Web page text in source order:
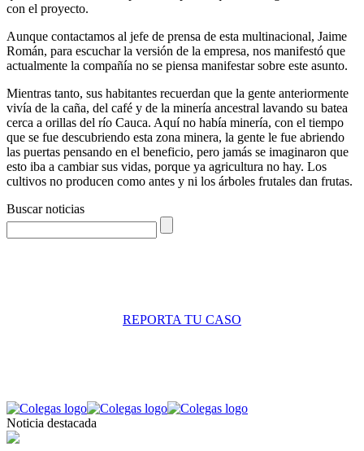
con el proyecto.
Aunque contactamos al jefe de prensa de esta multinacional, Jaime
Román, para escuchar la versión de la empresa, nos manifestó que
actualmente la compañía no se piensa manifestar sobre este asunto.
Mientras tanto, sus habitantes recuerdan que la gente anteriormente
vivía de la caña, del café y de la minería ancestral lavando su batea
cerca a orillas del río Cauca. Aquí no había minería, con el tiempo
que se fue descubriendo esta zona minera, la gente le fue abriendo
las puertas pensando en el beneficio, pero jamás se imaginaron que
esto iba a cambiar sus vidas, porque ya agricultura no hay. Los
cultivos no producen como antes y ni los árboles frutales dan frutas.
Buscar noticias
REPORTA TU CASO
Noticia destacada